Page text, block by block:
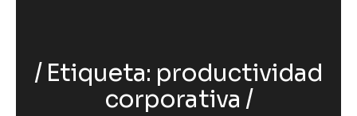
Etiqueta: productividad
corporativa